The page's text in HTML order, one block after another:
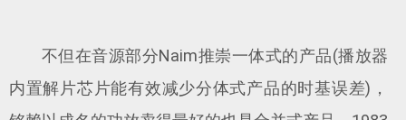
不但在音源部分Naim推崇一体式的产品(播放器
内置解片芯片能有效减少分体式产品的时基误差)，